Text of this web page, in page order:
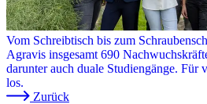
Vom Schreibtisch bis zum
Agravis insgesamt 690
darunter auch duale Studiengänge. Für
los.
Zurück